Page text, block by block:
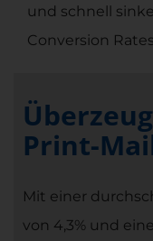
und schnell
Conversion
Print-
Mit einer
von 4,3% und